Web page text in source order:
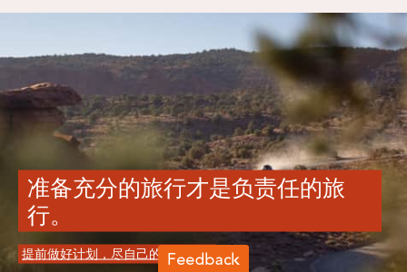
准备充分的旅行才是负责任的旅
行。
提前做好计划，尽自己的一份力。